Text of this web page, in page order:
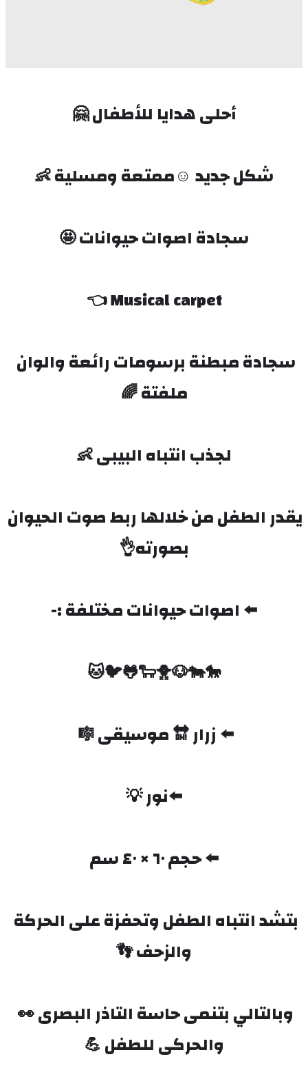
أحلى هدايا للأطفال 🤗
شكل جديد ☺️ممتعة ومسلية 👶
سجادة اصوات حيوانات 🤩
Musical carpet 👈
ملفتة 🌈
لجذب انتباه البيبى 👶
بصورته👌
⬅️ اصوات حيوانات مختلفة :-
🐎🐄🐶🐥🐑🐸🐦🐱
⬅️ زرار 🔛 موسيقى 🎼
⬅️نور 💡
⬅️ حجم ٦٠ × ٤٠ سم
والزحف 👣
والحركى للطفل 💪